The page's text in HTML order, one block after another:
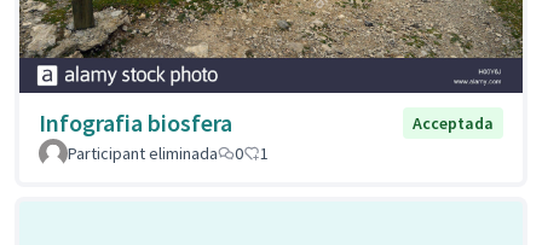
Infografia biosfera
Acceptada
Participant eliminada
0 1